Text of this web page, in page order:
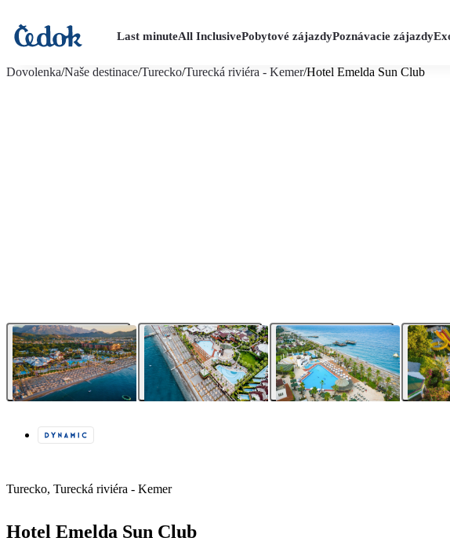
Last minuteAll InclusivePobytové zájazdyPoznávacie zájazdy
Dovolenka/Naše destinace/Turecko/Turecká riviéra - Kemer/Hotel Emelda Sun Club
Turecko, Turecká riviéra - Kemer
Hotel Emelda Sun Club